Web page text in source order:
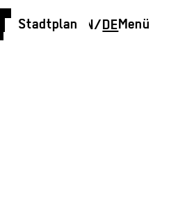
Stadtplan EN/DEMenü